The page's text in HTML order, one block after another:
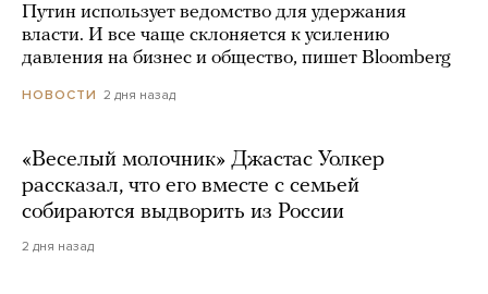
Путин использует ведомство для удержания
власти. И все чаще склоняется к усилению
давления на бизнес и общество, пишет Bloomberg
НОВОСТИ 2 дня назад
«Веселый молочник» Джастас Уолкер
рассказал, что его вместе с семьей
собираются выдворить из России
2 дня назад